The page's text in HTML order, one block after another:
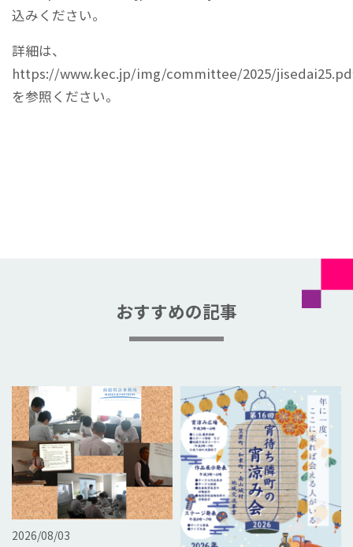
込みください。
詳細は、
https://www.kec.jp/img/committee/2025/
を参照ください。
おすすめの記事
2026/08/03